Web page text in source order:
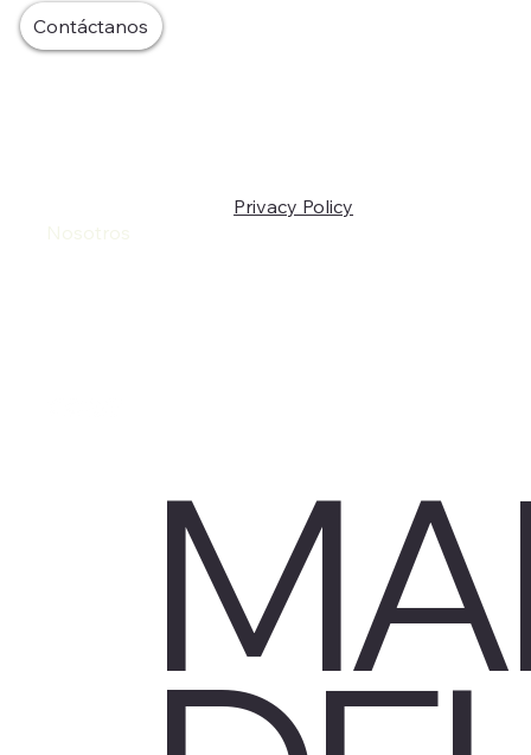
Contáctanos
Nosotros
Privacy Policy